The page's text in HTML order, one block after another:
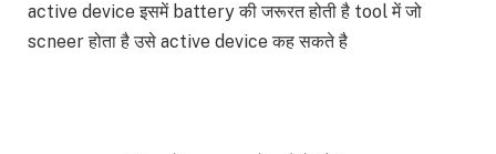
active device इसमें battery की जरूरत होती है tool में जो
scneer होता है उसे active device कह सकते है